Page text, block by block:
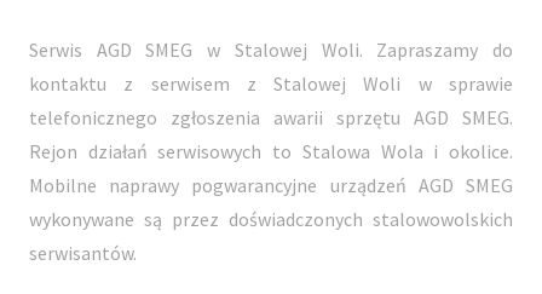
Serwis AGD SMEG w Stalowej Woli. Zapraszamy do
kontaktu z serwisem z Stalowej Woli w sprawie
telefonicznego zgłoszenia awarii sprzętu AGD SMEG.
Rejon działań serwisowych to Stalowa Wola i okolice.
Mobilne naprawy pogwarancyjne urządzeń AGD SMEG
wykonywane są przez doświadczonych stalowowolskich
serwisantów.